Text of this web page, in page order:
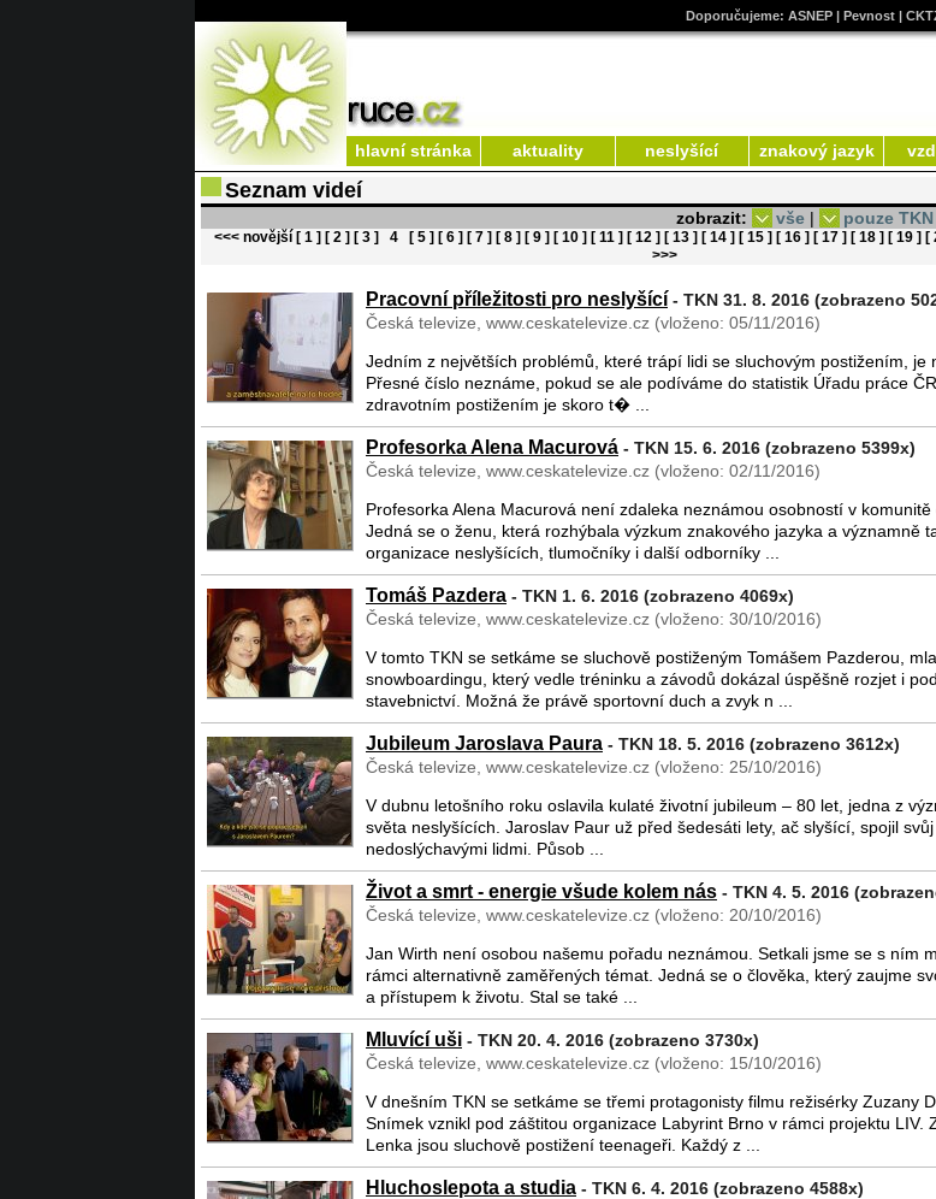
Doporučujeme: ASNEP| Pevnost|
hlavní stránka aktuality neslyšící znakový jazyk
Seznam videí
zobrazit: vše | pouze
<<< novější [ 1 ] [ 2 ] [ 3 ] 4 [ 5 ] [ 6 ] [ 7 ] [ 8 ] [ 9 ] [ 10 ] [ 11 ] [ 12 ] [ 13 ] [ 14 ] [ 15 ] [ 16 ] [ 17 ] [ 18 ] [ 19 ] [
>>>
Pracovní příležitosti pro neslyšící - TKN 31. 8. 2016 (zobrazeno
Česká televize, www.ceskatelevize.cz (vloženo: 05/11/2016)
Jedním z největších problémů, které trápí lidi se sluchovým postižením, je
Přesné číslo neznáme, pokud se ale podíváme do statistik Úřadu práce
zdravotním postižením je skoro t� ...
Profesorka Alena Macurová - TKN 15. 6. 2016 (zobrazeno 5399x)
Česká televize, www.ceskatelevize.cz (vloženo: 02/11/2016)
Profesorka Alena Macurová není zdaleka neznámou osobností v komunitě
Jedná se o ženu, která rozhýbala výzkum znakového jazyka a významně
organizace neslyšících, tlumočníky i další odborníky ...
Tomáš Pazdera - TKN 1. 6. 2016 (zobrazeno 4069x)
Česká televize, www.ceskatelevize.cz (vloženo: 30/10/2016)
V tomto TKN se setkáme se sluchově postiženým Tomášem Pazderou,
snowboardingu, který vedle tréninku a závodů dokázal úspěšně rozjet i
stavebnictví. Možná že právě sportovní duch a zvyk n ...
Jubileum Jaroslava Paura - TKN 18. 5. 2016 (zobrazeno 3612x)
Česká televize, www.ceskatelevize.cz (vloženo: 25/10/2016)
V dubnu letošního roku oslavila kulaté životní jubileum – 80 let, jedna z
světa neslyšících. Jaroslav Paur už před šedesáti lety, ač slyšící, spojil
nedoslýchavými lidmi. Působ ...
Život a smrt - energie všude kolem nás - TKN 4. 5. 2016
Česká televize, www.ceskatelevize.cz (vloženo: 20/10/2016)
Jan Wirth není osobou našemu pořadu neznámou. Setkali jsme se s ním
rámci alternativně zaměřených témat. Jedná se o člověka, který zaujme
a přístupem k životu. Stal se také ...
Mluvící uši - TKN 20. 4. 2016 (zobrazeno 3730x)
Česká televize, www.ceskatelevize.cz (vloženo: 15/10/2016)
V dnešním TKN se setkáme se třemi protagonisty filmu režisérky Zuzany
Snímek vznikl pod záštitou organizace Labyrint Brno v rámci projektu LIV.
Lenka jsou sluchově postižení teenageři. Každý z ...
Hluchoslepota a studia - TKN 6. 4. 2016 (zobrazeno 4588x)